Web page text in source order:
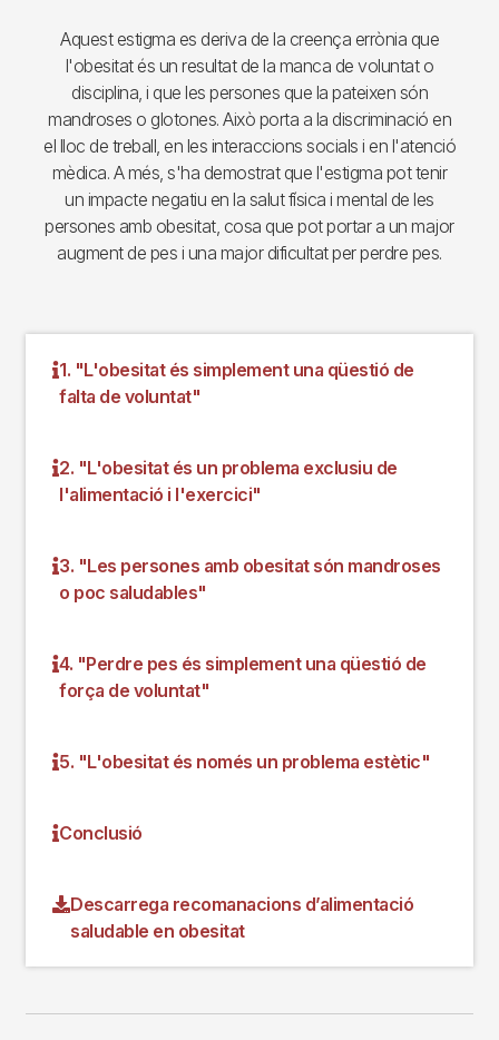
Aquest estigma es deriva de la creença errònia que
l'obesitat és un resultat de la manca de voluntat o
disciplina, i que les persones que la pateixen són
mandroses o glotones. Això porta a la discriminació en
el lloc de treball, en les interaccions socials i en l'atenció
mèdica. A més, s'ha demostrat que l'estigma pot tenir
un impacte negatiu en la salut física i mental de les
persones amb obesitat, cosa que pot portar a un major
augment de pes i una major dificultat per perdre pes.
1. "L'obesitat és simplement una qüestió de
falta de voluntat"
2. "L'obesitat és un problema exclusiu de
l'alimentació i l'exercici"
3. "Les persones amb obesitat són mandroses
o poc saludables"
4. "Perdre pes és simplement una qüestió de
força de voluntat"
5. "L'obesitat és només un problema estètic"
Conclusió
Descarrega recomanacions d’alimentació
saludable en obesitat